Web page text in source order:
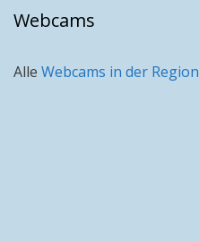
Webcams
Alle Webcams in der Region